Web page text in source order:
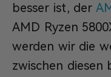
besser ist, der
AMD Ryzen
werden wir die
zwischen diesen